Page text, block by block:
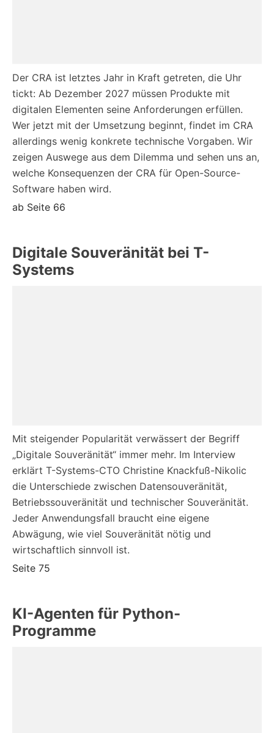
Der CRA ist letztes Jahr in Kraft getreten, die Uhr
tickt: Ab Dezember 2027 müssen Produkte mit
digitalen Elementen seine Anforderungen erfüllen.
Wer jetzt mit der Umsetzung beginnt, findet im CRA
allerdings wenig konkrete technische Vorgaben. Wir
zeigen Auswege aus dem Dilemma und sehen uns an,
welche Konsequenzen der CRA für Open-Source-
Software haben wird.
ab Seite 66
Digitale Souveränität bei T-
Systems
Mit steigender Popularität verwässert der Begriff
„Digitale Souveränität“ immer mehr. Im Interview
erklärt T-Systems-CTO Christine Knackfuß-Nikolic
die Unterschiede zwischen Datensouveränität,
Betriebssouveränität und technischer Souveränität.
Jeder Anwendungsfall braucht eine eigene
Abwägung, wie viel Souveränität nötig und
wirtschaftlich sinnvoll ist.
Seite 75
KI-Agenten für Python-
Programme